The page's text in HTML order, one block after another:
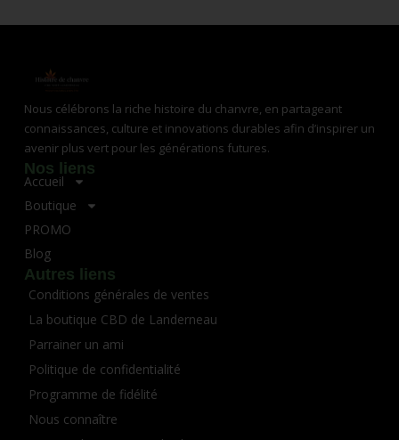
Nous célébrons la riche histoire du chanvre, en partageant
connaissances, culture et innovations durables afin d’inspirer un
avenir plus vert pour les générations futures.
Nos liens
Accueil
Boutique
PROMO
Blog
Autres liens
Conditions générales de ventes
La boutique CBD de Landerneau
Parrainer un ami
Politique de confidentialité
Programme de fidélité
Nous connaître